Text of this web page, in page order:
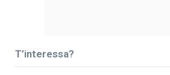
T’interessa?